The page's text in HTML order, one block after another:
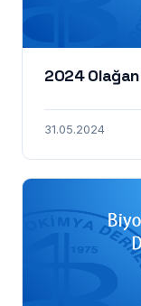
2024
31.05.2024